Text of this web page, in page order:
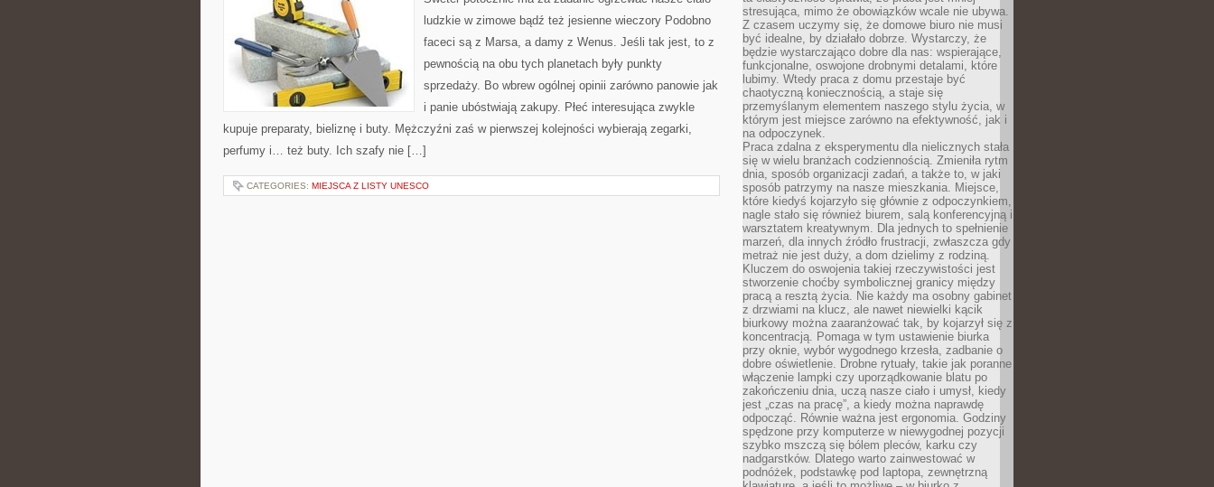
ROKU
SIĘ
ZMIANA
ODZIEWANIA
ludzkie w zimowe bądź też jesienne wieczory Podobno
faceci są z Marsa, a damy z Wenus. Jeśli tak jest, to z
pewnością na obu tych planetach były punkty
sprzedaży. Bo wbrew ogólnej opinii zarówno panowie jak
i panie ubóstwiają zakupy. Płeć interesująca zwykle
kupuje preparaty, bieliznę i buty. Mężczyźni zaś w pierwszej kolejności wybierają zegarki,
perfumy i… też buty. Ich szafy nie […]
CATEGORIES: MIEJSCA Z LISTY UNESCO
stresująca, mimo że obowiązków wcale nie ubywa.
Z czasem uczymy się, że domowe biuro nie musi
być idealne, by działało dobrze. Wystarczy, że
będzie wystarczająco dobre dla nas: wspierające,
funkcjonalne, oswojone drobnymi detalami, które
lubimy. Wtedy praca z domu przestaje być
chaotyczną koniecznością, a staje się
przemyślanym elementem naszego stylu życia, w
którym jest miejsce zarówno na efektywność, jak i
na odpoczynek.
Praca zdalna z eksperymentu dla nielicznych stała
się w wielu branżach codziennością. Zmieniła rytm
dnia, sposób organizacji zadań, a także to, w jaki
sposób patrzymy na nasze mieszkania. Miejsce,
które kiedyś kojarzyło się głównie z odpoczynkiem,
nagle stało się również biurem, salą konferencyjną i
warsztatem kreatywnym. Dla jednych to spełnienie
marzeń, dla innych źródło frustracji, zwłaszcza gdy
metraż nie jest duży, a dom dzielimy z rodziną.
Kluczem do oswojenia takiej rzeczywistości jest
stworzenie choćby symbolicznej granicy między
pracą a resztą życia. Nie każdy ma osobny gabinet
z drzwiami na klucz, ale nawet niewielki kącik
biurkowy można zaaranżować tak, by kojarzył się z
koncentracją. Pomaga w tym ustawienie biurka
przy oknie, wybór wygodnego krzesła, zadbanie o
dobre oświetlenie. Drobne rytuały, takie jak poranne
włączenie lampki czy uporządkowanie blatu po
zakończeniu dnia, uczą nasze ciało i umysł, kiedy
jest „czas na pracę”, a kiedy można naprawdę
odpocząć. Równie ważna jest ergonomia. Godziny
spędzone przy komputerze w niewygodnej pozycji
szybko mszczą się bólem pleców, karku czy
nadgarstków. Dlatego warto zainwestować w
podnóżek, podstawkę pod laptopa, zewnętrzną